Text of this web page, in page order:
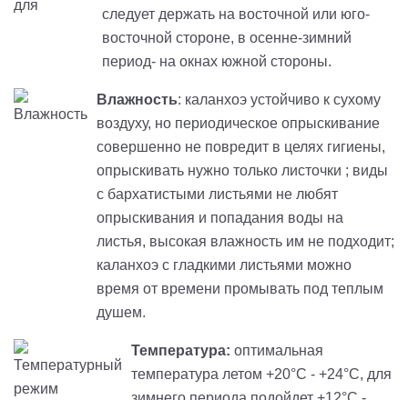
следует держать на восточной или юго-
восточной стороне, в осенне-зимний
период- на окнах южной стороны.
Влажность: каланхоэ устойчиво к сухому
воздуху, но периодическое опрыскивание
совершенно не повредит в целях гигиены,
опрыскивать нужно только листочки ; виды
с бархатистыми листьями не любят
опрыскивания и попадания воды на
листья, высокая влажность им не подходит;
каланхоэ с гладкими листьями можно
время от времени промывать под теплым
душем.
Температура: оптимальная
температура летом +20°C - +24°C, для